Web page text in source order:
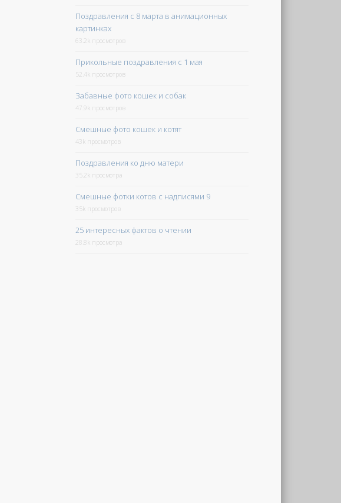
Поздравления с 8 марта в анимационных
картинках
63.2k просмотров
Прикольные поздравления с 1 мая
52.4k просмотров
Забавные фото кошек и собак
47.9k просмотров
Смешные фото кошек и котят
43k просмотров
Поздравления ко дню матери
35.2k просмотра
Смешные фотки котов с надписями 9
35k просмотров
25 интересных фактов о чтении
28.8k просмотра